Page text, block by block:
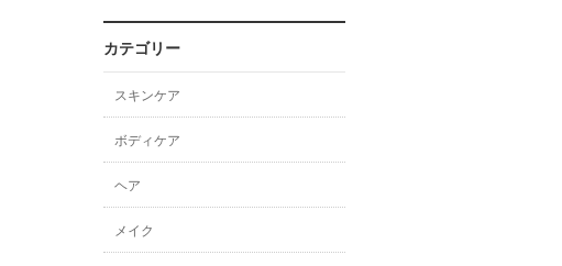
カテゴリー
スキンケア
ボディケア
ヘア
メイク